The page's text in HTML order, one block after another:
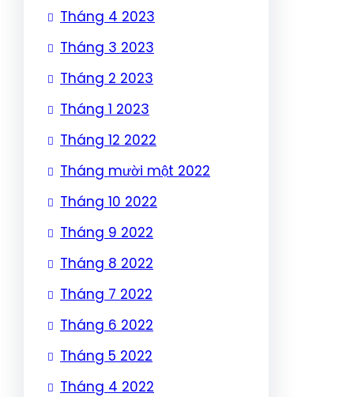
Tháng 4 2023
Tháng 3 2023
Tháng 2 2023
Tháng 1 2023
Tháng 12 2022
Tháng mười một 2022
Tháng 10 2022
Tháng 9 2022
Tháng 8 2022
Tháng 7 2022
Tháng 6 2022
Tháng 5 2022
Tháng 4 2022